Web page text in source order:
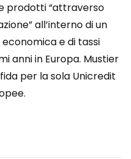
prodotti “attraverso
all’interno di un
e di tassi
anni in Europa. Mustier
per la sola Unicredit